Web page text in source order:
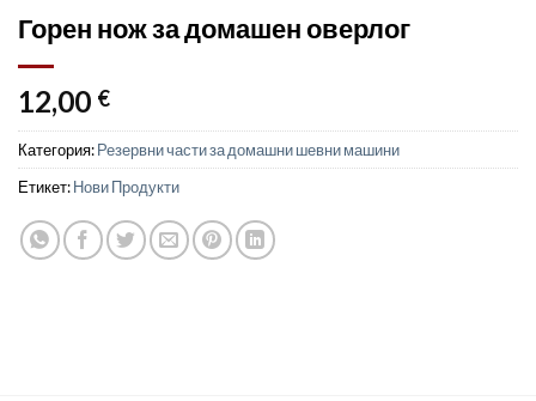
Горен нож за домашен оверлог
12,00 €
Категория:Резервни части за домашни шевни машини
Етикет:Нови Продукти